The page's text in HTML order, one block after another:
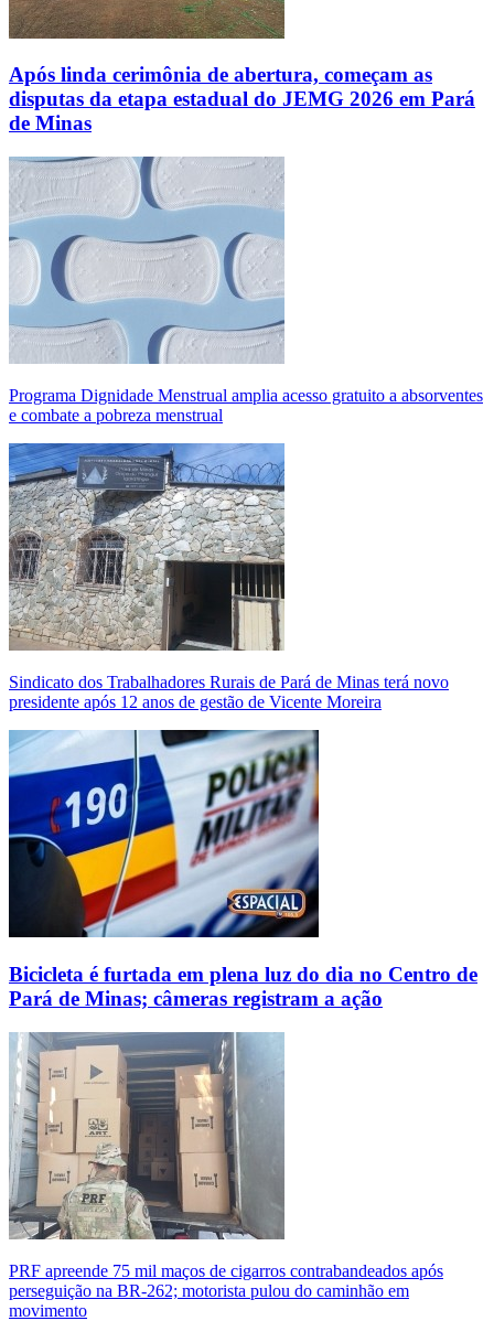
Após linda cerimônia de abertura, começam as
disputas da etapa estadual do JEMG 2026 em Pará
de Minas
Programa Dignidade Menstrual amplia acesso gratuito a absorventes
e combate a pobreza menstrual
Sindicato dos Trabalhadores Rurais de Pará de Minas terá novo
presidente após 12 anos de gestão de Vicente Moreira
Bicicleta é furtada em plena luz do dia no Centro de
Pará de Minas; câmeras registram a ação
PRF apreende 75 mil maços de cigarros contrabandeados após
perseguição na BR-262; motorista pulou do caminhão em
movimento